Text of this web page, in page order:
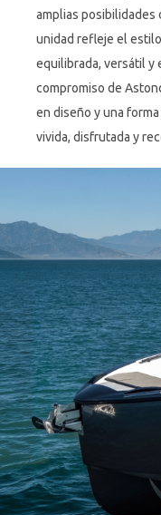
amplias posibilidades
unidad refleje el
equilibrada, versátil y
compromiso de
en diseño y una
vivida, disfrutada y